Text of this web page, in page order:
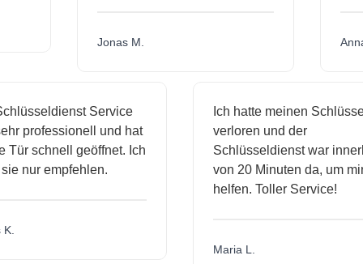
Jonas M.
Service
professionell und hat
schnell geöffnet. Ich
nur empfehlen.
Ich hatte meinen Schlüssel
verloren und der
Schlüsseldienst war
von 20 Minuten da, um mir
helfen. Toller Service!
Maria L.